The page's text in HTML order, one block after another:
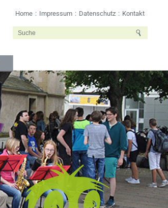
Home Impressum Datenschutz Kontakt